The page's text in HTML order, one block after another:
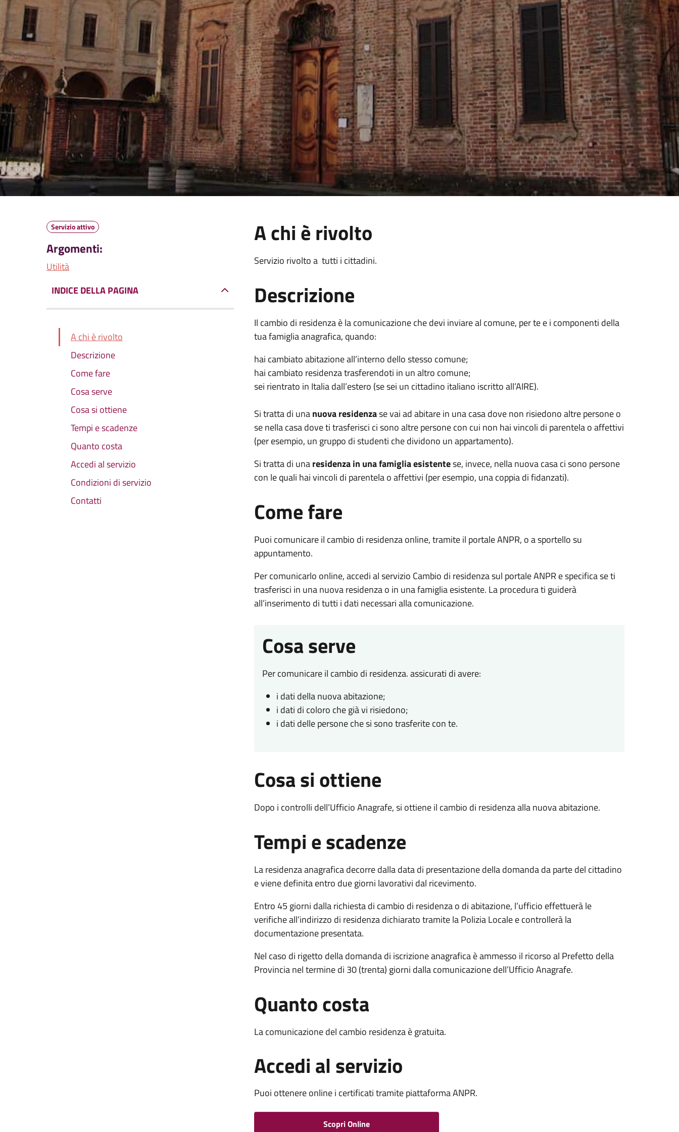
Servizio attivo
Argomenti:
Utilità
INDICE DELLA PAGINA
A chi è rivolto
Descrizione
Come fare
Cosa serve
Cosa si ottiene
Tempi e scadenze
Quanto costa
Accedi al servizio
Condizioni di servizio
Contatti
A chi è rivolto
Servizio rivolto a tutti i cittadini.
Descrizione
Il cambio di residenza è la comunicazione che devi inviare al comune, per te e i componenti della
tua famiglia anagrafica, quando:
hai cambiato abitazione all’interno dello stesso comune;
hai cambiato residenza trasferendoti in un altro comune;
sei rientrato in Italia dall’estero (se sei un cittadino italiano iscritto all’AIRE).
Si tratta di unanuova residenzase vai ad abitare in una casa dove non risiedono altre persone o
se nella casa dove ti trasferisci ci sono altre persone con cui non hai vincoli di parentela o affettivi
(per esempio, un gruppo di studenti che dividono un appartamento).
Si tratta di unaresidenza in una famiglia esistentese, invece, nella nuova casa ci sono persone
con le quali hai vincoli di parentela o affettivi (per esempio, una coppia di fidanzati).
Come fare
Puoi comunicare il cambio di residenza online, tramite il portale ANPR, o a sportello su
appuntamento.
Per comunicarlo online, accedi al servizio Cambio di residenza sul portale ANPR e specifica se ti
trasferisci in una nuova residenza o in una famiglia esistente. La procedura ti guiderà
all’inserimento di tutti i dati necessari alla comunicazione.
Cosa serve
Per comunicare il cambio di residenza. assicurati di avere:
i dati della nuova abitazione;
i dati di coloro che già vi risiedono;
i dati delle persone che si sono trasferite con te.
Cosa si ottiene
Dopo i controlli dell’Ufficio Anagrafe, si ottiene il cambio di residenza alla nuova abitazione.
Tempi e scadenze
La residenza anagrafica decorre dalla data di presentazione della domanda da parte del cittadino
e viene definita entro due giorni lavorativi dal ricevimento.
Entro 45 giorni dalla richiesta di cambio di residenza o di abitazione, l’ufficio effettuerà le
verifiche all’indirizzo di residenza dichiarato tramite la Polizia Locale e controllerà la
documentazione presentata.
Nel caso di rigetto della domanda di iscrizione anagrafica è ammesso il ricorso al Prefetto della
Provincia nel termine di 30 (trenta) giorni dalla comunicazione dell’Ufficio Anagrafe.
Quanto costa
La comunicazione del cambio residenza è gratuita.
Accedi al servizio
Puoi ottenere online i certificati tramite piattaforma ANPR.
Scopri Online